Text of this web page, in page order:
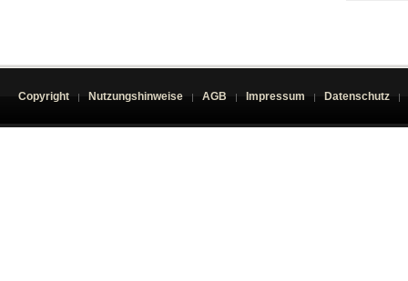
Copyright Nutzungshinweise AGB Impressum Datenschutz